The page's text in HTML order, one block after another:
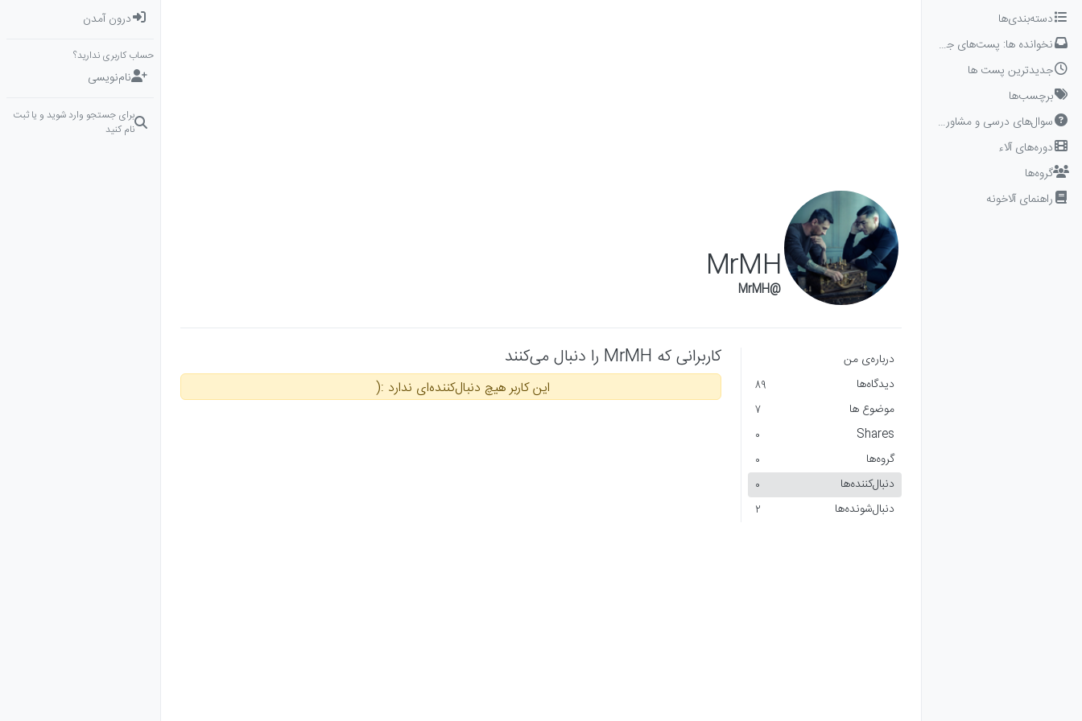
Skip to content
دسته‌بندی‌ها
نخوانده ها: پست‌های جدید برای شما
جدیدترین پست ها
برچسب‌ها
سوال‌های درسی و مشاوره‌ای
دوره‌های آلاء
گروه‌ها
راهنمای آلاخونه
MrMH
@MrMH
درباره‌‌ی من
دیدگاه‌ها
89
موضوع ها 7
Shares
0
گروه‌ها 0
دنبال‌کننده‌ها 0
دنبال‌شونده‌ها 2
کاربرانی که MrMH را دنبال می‌کنند
این کاربر هیچ دنبال‌کننده‌ای ندارد :(
درون آمدن
حساب کاربری ندارید؟
نام‌نویسی
برای جستجو وارد شوید و یا ثبت
نام کنید